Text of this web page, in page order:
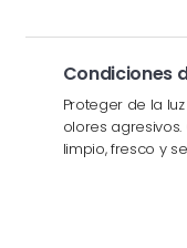
Condiciones
Proteger de la
olores
limpio, fresco y